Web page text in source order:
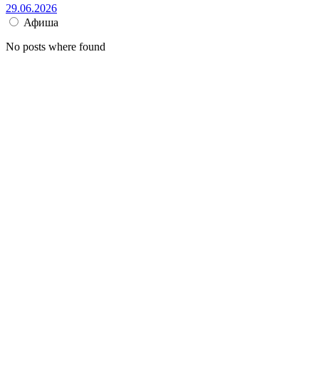
29.06.2026
Афиша
No posts where found